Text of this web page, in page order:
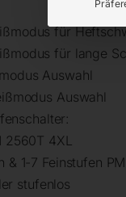
für
für lange
Auswahl
Auswahl
2560T 4XL
& 1-7 Feinstufen
stufenlos